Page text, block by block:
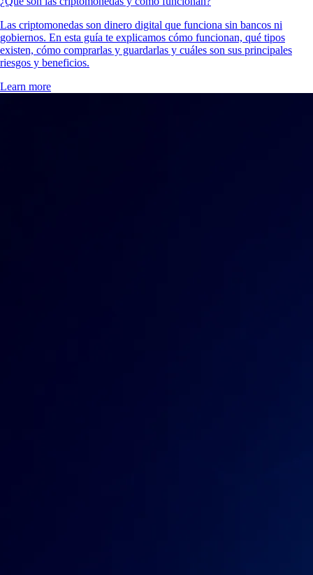
Las criptomonedas son dinero digital que funciona sin bancos ni
gobiernos. En esta guía te explicamos cómo funcionan, qué tipos
existen, cómo comprarlas y guardarlas y cuáles son sus principales
riesgos y beneficios.
Learn more